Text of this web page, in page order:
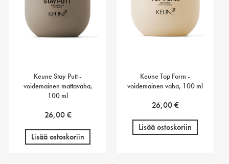
Keune Stay Putt -
voidemainen mattavaha,
100 ml
26,00€
Lisää ostoskoriin
Keune Top Form -
voidemainen vaha, 100 ml
26,00€
Lisää ostoskoriin